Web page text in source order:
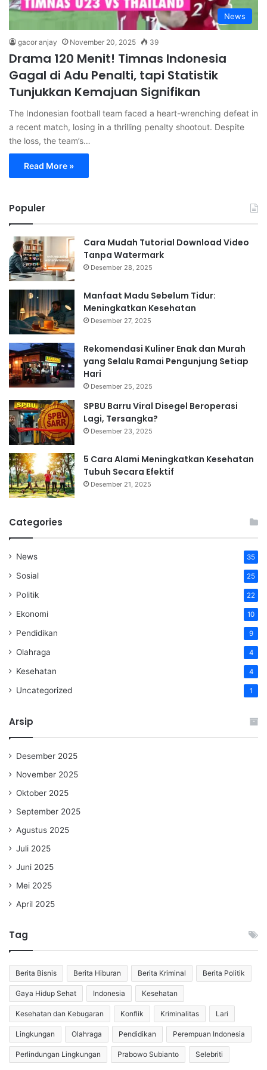
News
gacor anjay November 20, 2025 39
Drama 120 Menit! Timnas Indonesia
Gagal di Adu Penalti, tapi Statistik
Tunjukkan Kemajuan Signifikan
The Indonesian football team faced a heart-wrenching defeat in
a recent match, losing in a thrilling penalty shootout. Despite
the loss, the team’s…
Read More »
Populer
Cara Mudah Tutorial Download Video
Tanpa Watermark
Desember 28, 2025
Manfaat Madu Sebelum Tidur:
Meningkatkan Kesehatan
Desember 27, 2025
Rekomendasi Kuliner Enak dan Murah
yang Selalu Ramai Pengunjung Setiap
Hari
Desember 25, 2025
SPBU Barru Viral Disegel Beroperasi
Lagi, Tersangka?
Desember 23, 2025
5 Cara Alami Meningkatkan Kesehatan
Tubuh Secara Efektif
Desember 21, 2025
Categories
News 35
Sosial 25
Politik 22
Ekonomi 10
Pendidikan 9
Olahraga 4
Kesehatan 4
Uncategorized 1
Arsip
Desember 2025
November 2025
Oktober 2025
September 2025
Agustus 2025
Juli 2025
Juni 2025
Mei 2025
April 2025
Tag
Berita Bisnis Berita Hiburan Berita Kriminal Berita Politik
Gaya Hidup Sehat Indonesia Kesehatan
Kesehatan dan Kebugaran Konflik Kriminalitas Lari
Lingkungan Olahraga Pendidikan Perempuan Indonesia
Perlindungan Lingkungan Prabowo Subianto Selebriti